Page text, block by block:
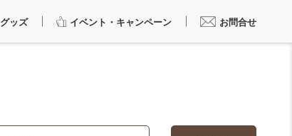
グッズ イベント・キャンペーン お問合せ